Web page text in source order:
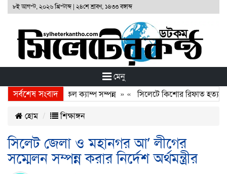
৮ই আগস্ট, ২০২৬ খ্রিস্টাব্দ| ২৪শে শ্রাবণ, ১৪৩৩ বঙ্গাব্দ
মেনু
সর্বশেষ সংবাদ
ফ্রি মেডিকেল ক্যাম্প সম্পন্ন» «সিলেটে কিশোর রিফাত
হোম শিক্ষাঙ্গন
সিলেট জেলা ও মহানগর আ’ লীগের
সম্মেলন সম্পন্ন করার নির্দেশ অর্থমন্ত্রীর